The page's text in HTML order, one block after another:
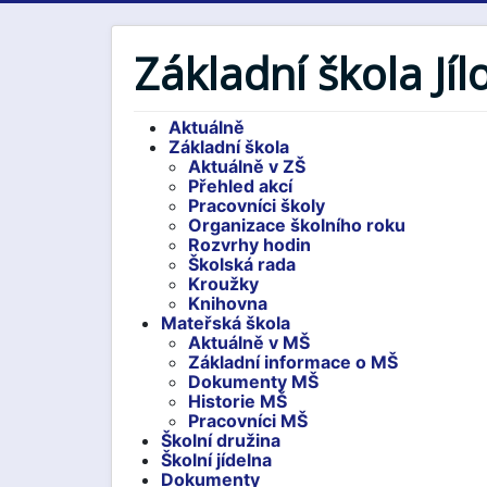
Základní škola
Aktuálně
Základní škola
Aktuálně v ZŠ
Přehled akcí
Pracovníci školy
Organizace školního roku
Rozvrhy hodin
Školská rada
Kroužky
Knihovna
Mateřská škola
Aktuálně v MŠ
Základní informace o MŠ
Dokumenty MŠ
Historie MŠ
Pracovníci MŠ
Školní družina
Školní jídelna
Dokumenty